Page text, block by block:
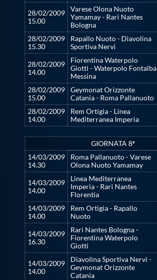
28/02/2009
15.00
Varese Olona Nuoto
Yamamay - Rari Nantes
Bologna
28/02/2009
15.30
Rapallo Nuoto - Diavolina
Sportiva Nervi
28/02/2009
14.00
Fiorentina Waterpolo
Giotti - Waterpolo Fontalba
Messina
28/02/2009
15.00
Geymonat Orizzonte
Catania - Roma Pallanuoto
28/02/2009
14.00
Rem Ortigia - Linea
Mediterranea Imperia
GIORNATA 8ª
14/03/2009
14.30
Roma Pallanuoto - Varese
Olona Nuoto Yamamay
14/03/2009
14.00
Linea Mediterranea
Imperia - Rari Nantes
Florentia
14/03/2009
14.00
Rem Ortigia - Rapallo
Nuoto
14/03/2009
16.30
Rari Nantes Bologna -
Fiorentina Waterpolo
Giotti
14/03/2009
14.00
Diavolina Sportiva Nervi -
Geymonat Orizzonte
Catania